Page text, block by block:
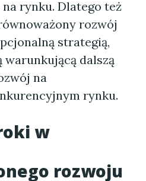
rynku. Dlatego też
rozwój
strategią,
warunkującą dalszą
na
rynku.
w
rozwoju